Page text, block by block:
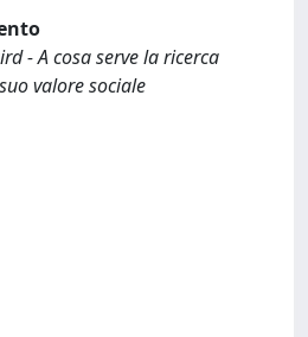
- A cosa serve la ricerca
valore sociale